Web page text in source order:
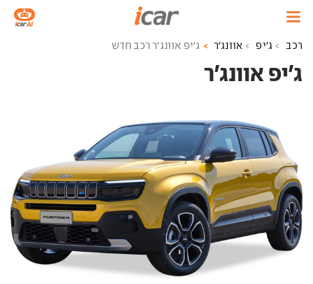
רכב ג'יפ אוונג'ר ג'יפ אוונג'ר רכב חדש
ג'יפ אוונג'ר ‏